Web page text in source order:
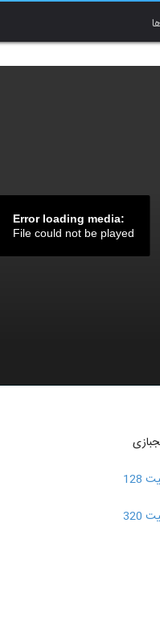
Error loading media:
File could not be played